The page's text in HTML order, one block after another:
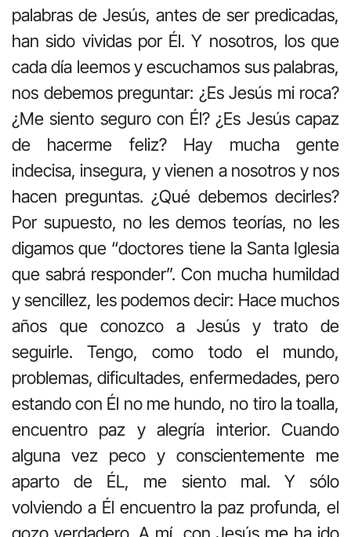
palabras de Jesús, antes de ser predicadas,
han sido vividas por Él. Y nosotros, los que
cada día leemos y escuchamos sus palabras,
nos debemos preguntar: ¿Es Jesús mi roca?
¿Me siento seguro con Él? ¿Es Jesús capaz
de hacerme feliz? Hay mucha gente
indecisa, insegura, y vienen a nosotros y nos
hacen preguntas. ¿Qué debemos decirles?
Por supuesto, no les demos teorías, no les
digamos que “doctores tiene la Santa Iglesia
que sabrá responder”. Con mucha humildad
y sencillez, les podemos decir: Hace muchos
años que conozco a Jesús y trato de
seguirle. Tengo, como todo el mundo,
problemas, dificultades, enfermedades, pero
estando con Él no me hundo, no tiro la toalla,
encuentro paz y alegría interior. Cuando
alguna vez peco y conscientemente me
aparto de ÉL, me siento mal. Y sólo
volviendo a Él encuentro la paz profunda, el
gozo verdadero. A mí, con Jesús me ha ido